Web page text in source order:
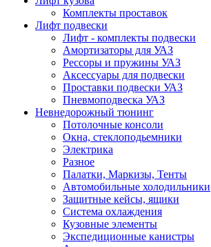
Комплекты проставок
Лифт подвески
Лифт - комплекты подвески
Амортизаторы для УАЗ
Рессоры и пружины УАЗ
Аксессуары для подвески
Проставки подвески УАЗ
Пневмоподвеска УАЗ
Невнедорожный тюнинг
Потолочные консоли
Окна, стеклоподьемники
Электрика
Разное
Палатки, Маркизы, Тенты
Автомобильные холодильники
Защитные кейсы, ящики
Система охлаждения
Кузовные элементы
Экспедиционные канистры